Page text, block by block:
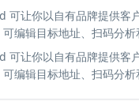
可让你以自有品牌提供客
编辑目标地址、扫码分析
可让你以自有品牌提供客
编辑目标地址、扫码分析